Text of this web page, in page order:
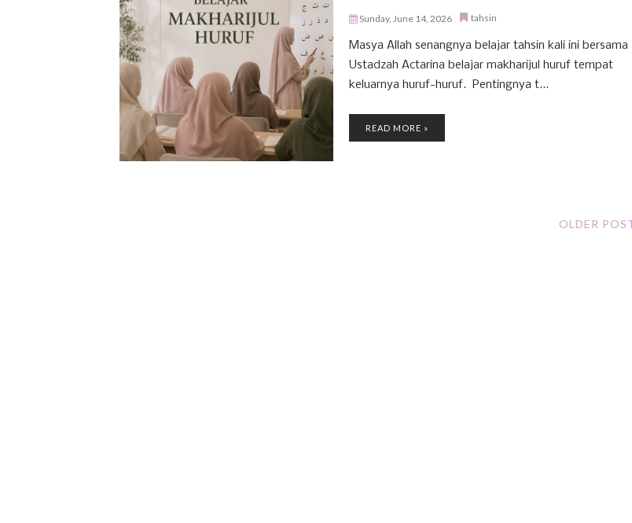
Sunday, June 14, 2026 tahsin
Masya Allah senangnya belajar tahsin kali ini bersama
Ustadzah Actarina belajar makharijul huruf tempat
keluarnya huruf-huruf. Pentingnya t...
READ MORE »
OLDER